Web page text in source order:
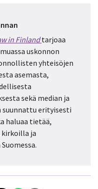
in Finlandtarjoaa
uskonnon
yhteisöjen
asemasta,
sekä median ja
suunnattu erityisesti
haluaa tietää,
kirkoilla ja